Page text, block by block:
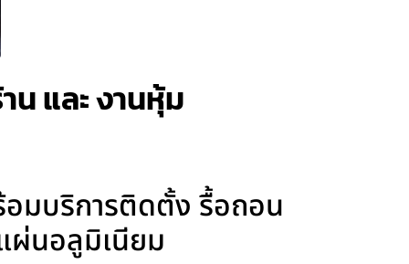
และ งานหุ้ม
อมบริการติดตั้ง รื้อถอน
ผ่นอลูมิเนียม